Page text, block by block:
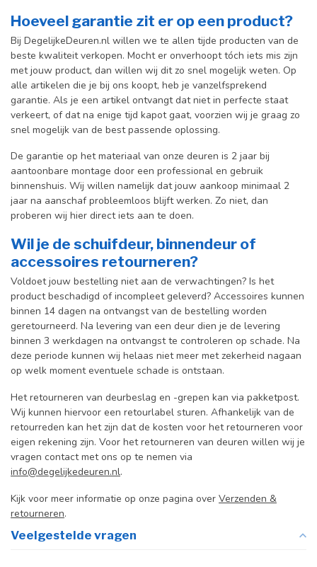
Hoeveel garantie zit er op een product?
Bij DegelijkeDeuren.nl willen we te allen tijde producten van de
beste kwaliteit verkopen. Mocht er onverhoopt tóch iets mis zijn
met jouw product, dan willen wij dit zo snel mogelijk weten. Op
alle artikelen die je bij ons koopt, heb je vanzelfsprekend
garantie. Als je een artikel ontvangt dat niet in perfecte staat
verkeert, of dat na enige tijd kapot gaat, voorzien wij je graag zo
snel mogelijk van de best passende oplossing.
De garantie op het materiaal van onze deuren is 2 jaar bij
aantoonbare montage door een professional en gebruik
binnenshuis. Wij willen namelijk dat jouw aankoop minimaal 2
jaar na aanschaf probleemloos blijft werken. Zo niet, dan
proberen wij hier direct iets aan te doen.
Wil je de schuifdeur, binnendeur of
accessoires retourneren?
Voldoet jouw bestelling niet aan de verwachtingen? Is het
product beschadigd of incompleet geleverd? Accessoires kunnen
binnen 14 dagen na ontvangst van de bestelling worden
geretourneerd. Na levering van een deur dien je de levering
binnen 3 werkdagen na ontvangst te controleren op schade. Na
deze periode kunnen wij helaas niet meer met zekerheid nagaan
op welk moment eventuele schade is ontstaan.
Het retourneren van deurbeslag en -grepen kan via pakketpost.
Wij kunnen hiervoor een retourlabel sturen. Afhankelijk van de
retourreden kan het zijn dat de kosten voor het retourneren voor
eigen rekening zijn. Voor het retourneren van deuren willen wij je
vragen contact met ons op te nemen via
info@degelijkedeuren.nl.
Kijk voor meer informatie op onze pagina over Verzenden &
retourneren.
Veelgestelde vragen